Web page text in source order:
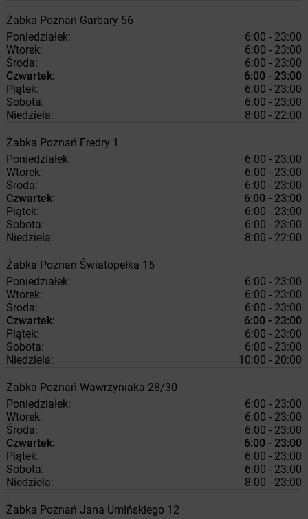
Żabka Poznań Garbary 56
Poniedziałek:
6:00 - 23:00
Wtorek:
6:00 - 23:00
Środa:
6:00 - 23:00
Czwartek:
6:00 - 23:00
Piątek:
6:00 - 23:00
Sobota:
6:00 - 23:00
Niedziela:
8:00 - 22:00
Żabka Poznań Fredry 1
Poniedziałek:
6:00 - 23:00
Wtorek:
6:00 - 23:00
Środa:
6:00 - 23:00
Czwartek:
6:00 - 23:00
Piątek:
6:00 - 23:00
Sobota:
6:00 - 23:00
Niedziela:
8:00 - 22:00
Żabka Poznań Światopełka 15
Poniedziałek:
6:00 - 23:00
Wtorek:
6:00 - 23:00
Środa:
6:00 - 23:00
Czwartek:
6:00 - 23:00
Piątek:
6:00 - 23:00
Sobota:
6:00 - 23:00
Niedziela:
10:00 - 20:00
Żabka Poznań Wawrzyniaka 28/30
Poniedziałek:
6:00 - 23:00
Wtorek:
6:00 - 23:00
Środa:
6:00 - 23:00
Czwartek:
6:00 - 23:00
Piątek:
6:00 - 23:00
Sobota:
6:00 - 23:00
Niedziela:
8:00 - 23:00
Żabka Poznań Jana Umińskiego 12